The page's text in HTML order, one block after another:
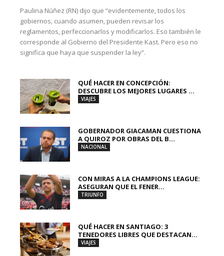
Paulina Núñez (RN) dijo que “evidentemente, todos los
gobiernos, cuando asumen, pueden revisar los
reglamentos, perfeccionarlos y modificarlos. Eso también le
corresponde al Gobierno del Presidente Kast. Pero eso no
significa que haya que suspender la ley”.
QUÉ HACER EN CONCEPCIÓN:
DESCUBRE LOS MEJORES LUGARES ...
VIAJES
GOBERNADOR GIACAMAN CUESTIONA
A QUIROZ POR OBRAS DEL B...
NACIONAL
CON MIRAS A LA CHAMPIONS LEAGUE:
ASEGURAN QUE EL FENER...
TRIUNFO
QUÉ HACER EN SANTIAGO: 3
TENEDORES LIBRES QUE DESTACAN...
VIAJES